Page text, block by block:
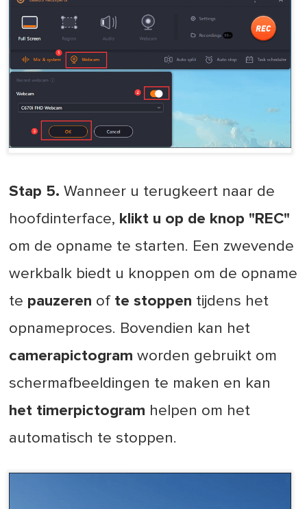
Stap 5. Wanneer u terugkeert naar de
hoofdinterface, klikt u op de knop "REC"
om de opname te starten. Een zwevende
werkbalk biedt u knoppen om de opname
te pauzeren of te stoppen tijdens het
opnameproces. Bovendien kan het
camerapictogram worden gebruikt om
schermafbeeldingen te maken en kan
het timerpictogram helpen om het
automatisch te stoppen.